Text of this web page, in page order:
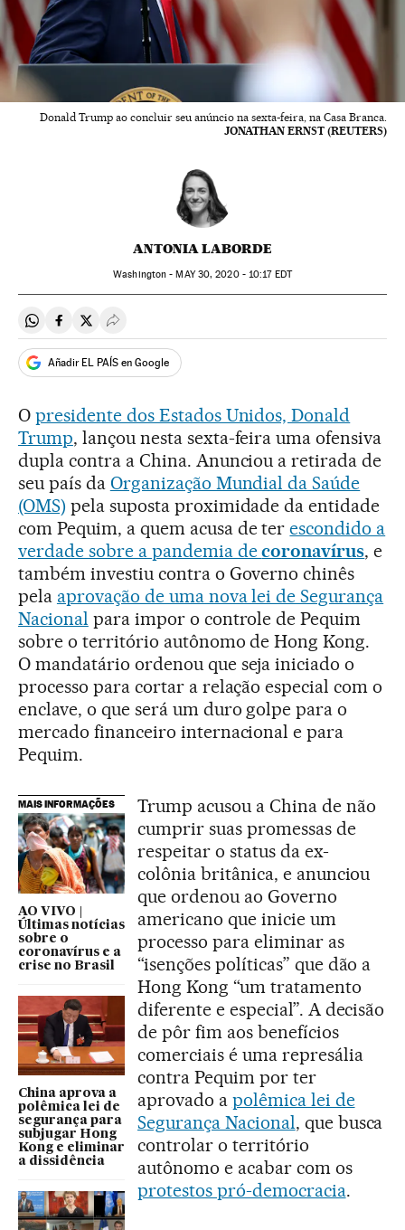
Donald Trump ao concluir seu anúncio na sexta-feira, na Casa Branca.
JONATHAN ERNST (REUTERS)
ANTONIA LABORDE
Washington - MAY30, 2020 - 10:17EDT
Compartir en Whatsapp
Compartir en Facebook
Compartir en Twitter
Desplegar Redes Sociales
Añadir EL PAÍS en Google
O presidente dos Estados Unidos, Donald
Trump, lançou nesta sexta-feira uma ofensiva
dupla contra a China. Anunciou a retirada de
seu país da Organização Mundial da Saúde
(OMS) pela suposta proximidade da entidade
com Pequim, a quem acusa de terescondido a
verdade sobre a pandemia decoronavírus, e
também investiu contra o Governo chinês
pela aprovação de uma nova lei de Segurança
Nacional para impor o controle de Pequim
sobre o território autônomo de Hong Kong.
O mandatário ordenou que seja iniciado o
processo para cortar a relação especial com o
enclave, o que será um duro golpe para o
mercado financeiro internacional e para
Pequim.
MAIS INFORMAÇÕES
AO VIVO |
Últimas notícias
sobre o
coronavírus e a
crise no Brasil
China aprova a
polêmica lei de
segurança para
subjugar Hong
Kong e eliminar
a dissidência
Trump acusou a China de não
cumprir suas promessas de
respeitar o status da ex-
colônia britânica, e anunciou
que ordenou ao Governo
americano que inicie um
processo para eliminar as
“isenções políticas” que dão a
Hong Kong “um tratamento
diferente e especial”. A decisão
de pôr fim aos benefícios
comerciais é uma represália
contra Pequim por ter
aprovado a polêmica lei de
Segurança Nacional, que busca
controlar o território
autônomo e acabar com os
protestos pró-democracia.